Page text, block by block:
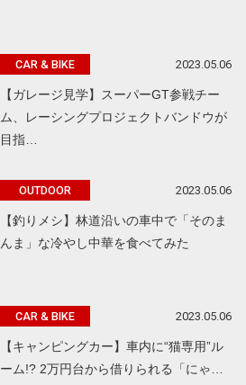
CAR & BIKE 2023.05.06
【ガレージ見学】スーパーGT参戦チー
ム、レーシングプロジェクトバンドウが
目指…
OUTDOOR 2023.05.06
【釣りメシ】林道沿いの車中で「そのま
んま」な冷やし中華を食べてみた
CAR & BIKE 2023.05.06
【キャンピングカー】車内に“猫専用”ル
ーム!? 2万円台から借りられる「にゃ…